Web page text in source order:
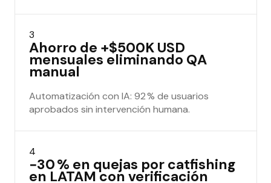
3
Ahorro de +$500K USD
mensuales eliminando QA
manual
Automatización con IA: 92 % de usuarios
aprobados sin intervención humana.
4
−30 % en quejas por catfishing
en LATAM con verificación